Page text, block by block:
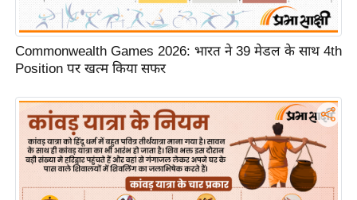
व
र्ल्ड
न्यू
ज
ब्री
फ
म
नो
Commonwealth Games 2026: भारत ने 39 मेडल के साथ 4th
Position पर खत्म किया सफर